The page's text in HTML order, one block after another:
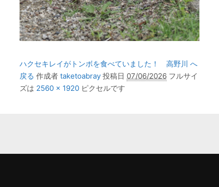
ハクセキレイがトンボを食べていました！ 高野川 へ
戻る 作成者 taketoabray 投稿日 07/06/2026 フルサイ
ズは 2560 × 1920 ピクセルです